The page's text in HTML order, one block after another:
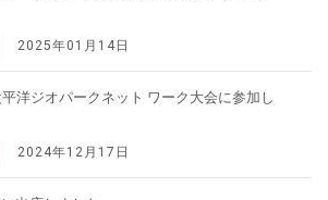
2025年01月14日
洋ジオパークネット ワーク大会に参加し
2024年12月17日